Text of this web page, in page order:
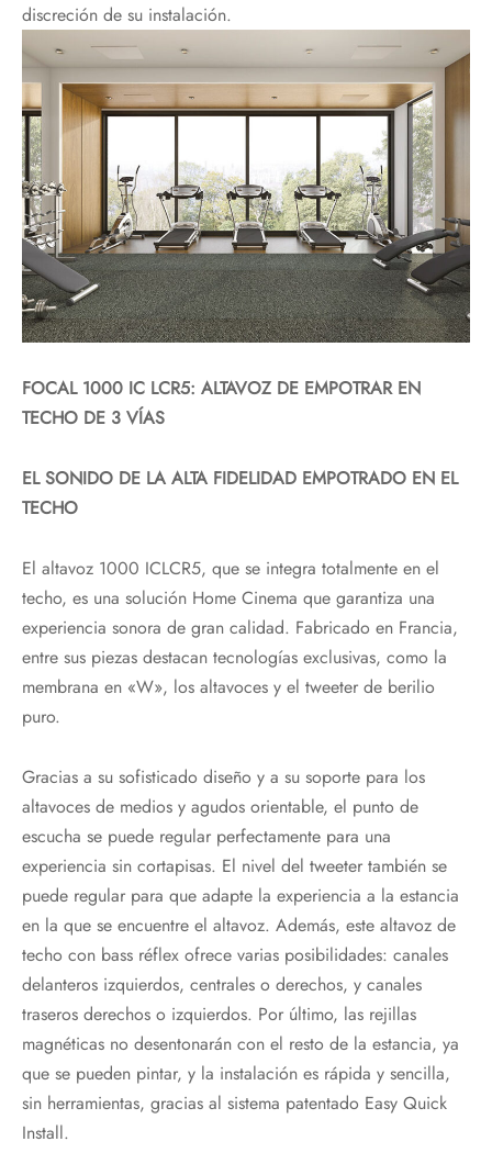
discreción de su instalación.
FOCAL 1000 IC LCR5: ALTAVOZ DE EMPOTRAR EN
TECHO DE 3 VÍAS
EL SONIDO DE LA ALTA FIDELIDAD EMPOTRADO EN EL
TECHO
El altavoz 1000 ICLCR5, que se integra totalmente en el
techo, es una solución Home Cinema que garantiza una
experiencia sonora de gran calidad. Fabricado en Francia,
entre sus piezas destacan tecnologías exclusivas, como la
membrana en «W», los altavoces y el tweeter de berilio
puro.
Gracias a su sofisticado diseño y a su soporte para los
altavoces de medios y agudos orientable, el punto de
escucha se puede regular perfectamente para una
experiencia sin cortapisas. El nivel del tweeter también se
puede regular para que adapte la experiencia a la estancia
en la que se encuentre el altavoz. Además, este altavoz de
techo con bass réflex ofrece varias posibilidades: canales
delanteros izquierdos, centrales o derechos, y canales
traseros derechos o izquierdos. Por último, las rejillas
magnéticas no desentonarán con el resto de la estancia, ya
que se pueden pintar, y la instalación es rápida y sencilla,
sin herramientas, gracias al sistema patentado Easy Quick
Install.